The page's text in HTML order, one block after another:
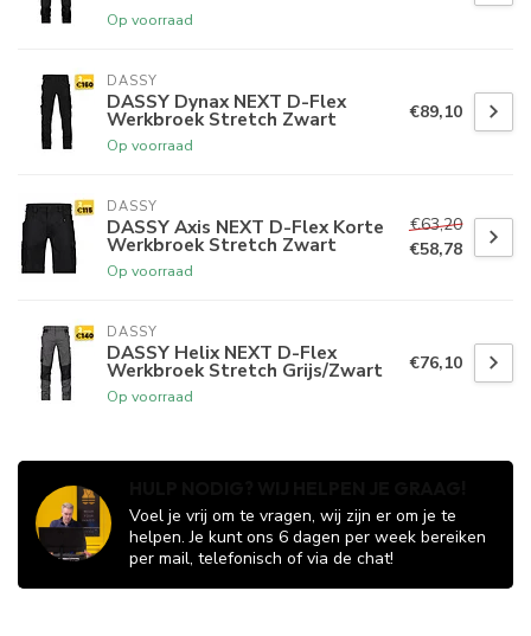
Op voorraad
DASSY
DASSY Dynax NEXT D-Flex
Werkbroek Stretch Zwart
Op voorraad
€89,10
DASSY
DASSY Axis NEXT D-Flex Korte
Werkbroek Stretch Zwart
Op voorraad
€63,20
€58,78
DASSY
DASSY Helix NEXT D-Flex
Werkbroek Stretch Grijs/Zwart
Op voorraad
€76,10
Voel je vrij om te vragen, wij zijn er om je te
helpen. Je kunt ons 6 dagen per week bereiken
per mail, telefonisch of via de chat!